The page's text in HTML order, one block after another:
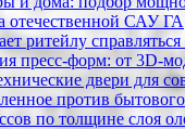
отечественной САУ ГА
ритейлу
пресс-форм: от 3D-
двери для
против бытового
по толщине слоя